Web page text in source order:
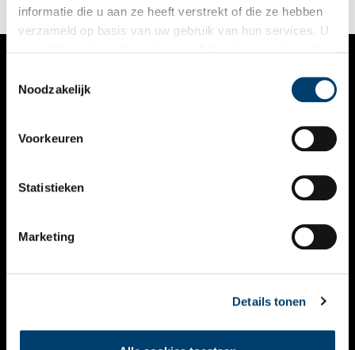
informatie die u aan ze heeft verstrekt of die ze hebben
verzameld op basis van uw gebruik van hun services. U
Noodzakelijk
Voorkeuren
Statistieken
Marketing
Details tonen
VERHALEN
KALENDER
THEMA’S
VIDEO’S
CONTACT